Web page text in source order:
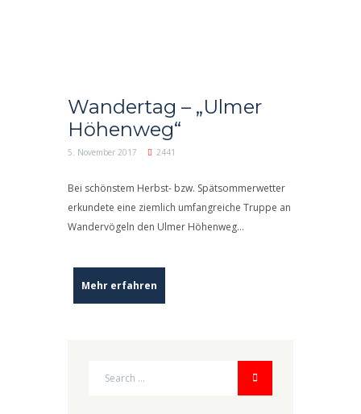
Wandertag – „Ulmer
Höhenweg“
5. November 2017 2441
Bei schönstem Herbst- bzw. Spätsommerwetter
erkundete eine ziemlich umfangreiche Truppe an
Wandervögeln den Ulmer Höhenweg…
Mehr erfahren